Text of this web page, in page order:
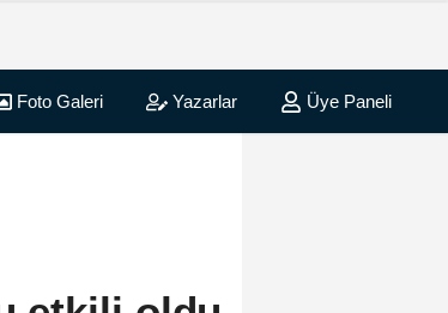
Foto Galeri Yazarlar Üye Paneli